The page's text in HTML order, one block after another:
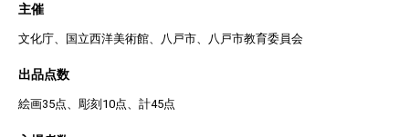
主催
文化庁、国立西洋美術館、八戸市、八戸市教育委員会
出品点数
絵画35点、彫刻10点、計45点